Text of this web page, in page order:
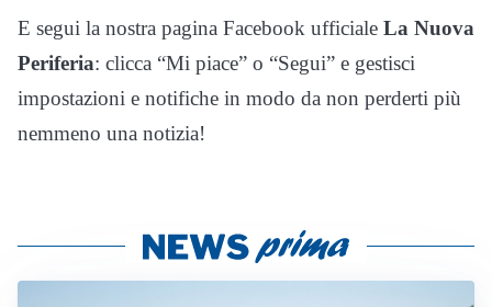
E segui la nostra pagina Facebook ufficiale La Nuova
Periferia: clicca “Mi piace” o “Segui” e gestisci
impostazioni e notifiche in modo da non perderti più
nemmeno una notizia!